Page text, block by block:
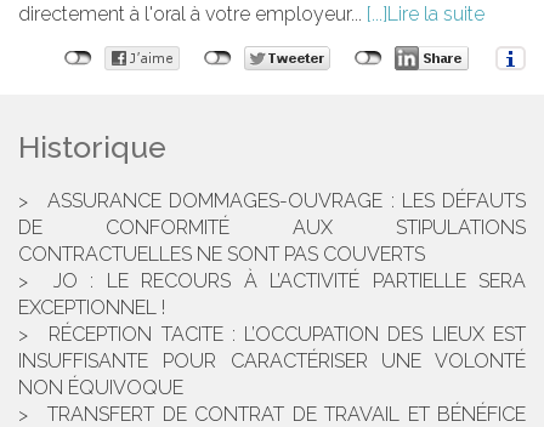
directement à l'oral à votre employeur...
Lire la suite
Historique
ASSURANCE DOMMAGES-OUVRAGE : LES DÉFAUTS
DE CONFORMITÉ AUX STIPULATIONS
CONTRACTUELLES NE SONT PAS COUVERTS
JO : LE RECOURS À L’ACTIVITÉ PARTIELLE SERA
EXCEPTIONNEL !
RÉCEPTION TACITE : L’OCCUPATION DES LIEUX EST
INSUFFISANTE POUR CARACTÉRISER UNE VOLONTÉ
NON ÉQUIVOQUE
TRANSFERT DE CONTRAT DE TRAVAIL ET BÉNÉFICE